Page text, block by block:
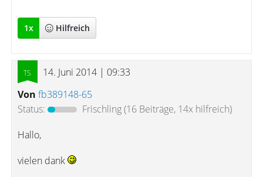
1x Hilfreich
14. Juni 2014 | 09:33
Von fb389148-65
Status:
Frischling(16 Beiträge, 14x hilfreich)
Hallo,
vielen dank